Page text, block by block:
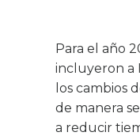
Para el año
incluyeron a
los cambios
de manera
a reducir